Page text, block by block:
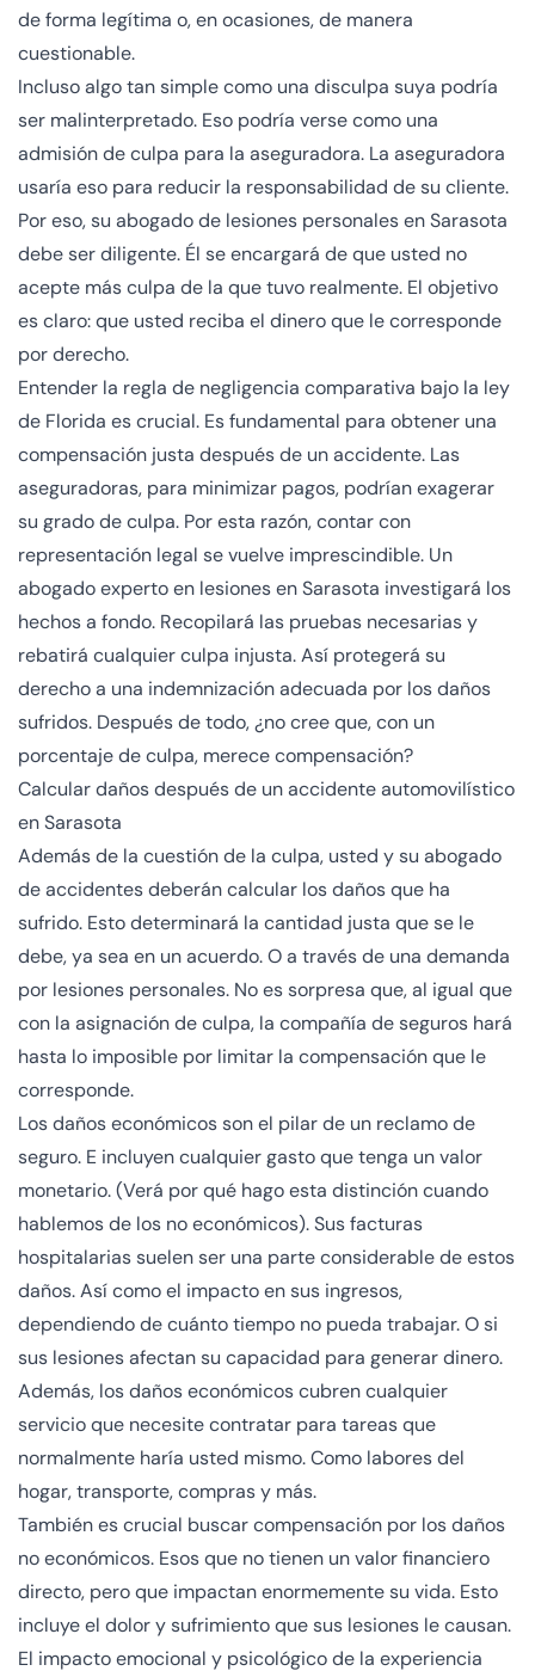
de forma legítima o, en ocasiones, de manera
cuestionable.
Incluso algo tan simple como una disculpa suya podría
ser malinterpretado. Eso podría verse como una
admisión de culpa para la aseguradora. La aseguradora
usaría eso para reducir la responsabilidad de su cliente.
Por eso, su abogado de lesiones personales en Sarasota
debe ser diligente. Él se encargará de que usted no
acepte más culpa de la que tuvo realmente. El objetivo
es claro: que usted reciba el dinero que le corresponde
por derecho.
Entender la regla de negligencia comparativa bajo la ley
de Florida es crucial. Es fundamental para obtener una
compensación justa después de un accidente. Las
aseguradoras, para minimizar pagos, podrían exagerar
su grado de culpa. Por esta razón, contar con
representación legal se vuelve imprescindible. Un
abogado experto en lesiones en Sarasota investigará los
hechos a fondo. Recopilará las pruebas necesarias y
rebatirá cualquier culpa injusta. Así protegerá su
derecho a una indemnización adecuada por los daños
sufridos. Después de todo, ¿no cree que, con un
porcentaje de culpa, merece compensación?
Calcular daños después de un accidente automovilístico
en Sarasota
Además de la cuestión de la culpa, usted y su abogado
de accidentes deberán calcular los daños que ha
sufrido. Esto determinará la cantidad justa que se le
debe, ya sea en un acuerdo. O a través de una demanda
por lesiones personales. No es sorpresa que, al igual que
con la asignación de culpa, la compañía de seguros hará
hasta lo imposible por limitar la compensación que le
corresponde.
Los daños económicos son el pilar de un reclamo de
seguro. E incluyen cualquier gasto que tenga un valor
monetario. (Verá por qué hago esta distinción cuando
hablemos de los no económicos). Sus facturas
hospitalarias suelen ser una parte considerable de estos
daños. Así como el impacto en sus ingresos,
dependiendo de cuánto tiempo no pueda trabajar. O si
sus lesiones afectan su capacidad para generar dinero.
Además, los daños económicos cubren cualquier
servicio que necesite contratar para tareas que
normalmente haría usted mismo. Como labores del
hogar, transporte, compras y más.
También es crucial buscar compensación por los daños
no económicos. Esos que no tienen un valor financiero
directo, pero que impactan enormemente su vida. Esto
incluye el dolor y sufrimiento que sus lesiones le causan.
El impacto emocional y psicológico de la experiencia